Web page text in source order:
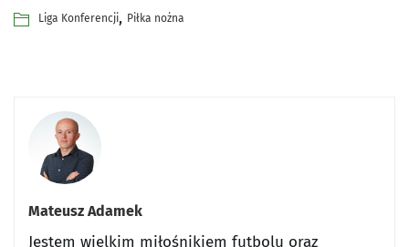
Liga Konferencji, Piłka nożna
Mateusz Adamek
Jestem wielkim miłośnikiem futbolu oraz